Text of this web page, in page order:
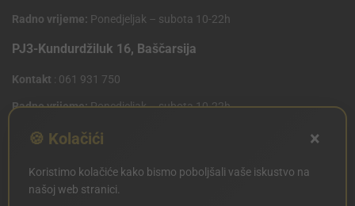
Radno vrijeme: Ponedjeljak – subota 10-22h
PJ3-Kundurdžiluk 16, Baščarsija
Kontakt : 061 931 750
Radno vrijeme:Ponedjeljak – subota 10-22h
PJ4 West Gate,Mostarsko raskrsce 10 (Penny Plus
Kontakt: 061 931 750
🍪 Kolačići ×
Koristimo kolačiće kako bismo poboljšali vaše iskustvo na
našoj web stranici.